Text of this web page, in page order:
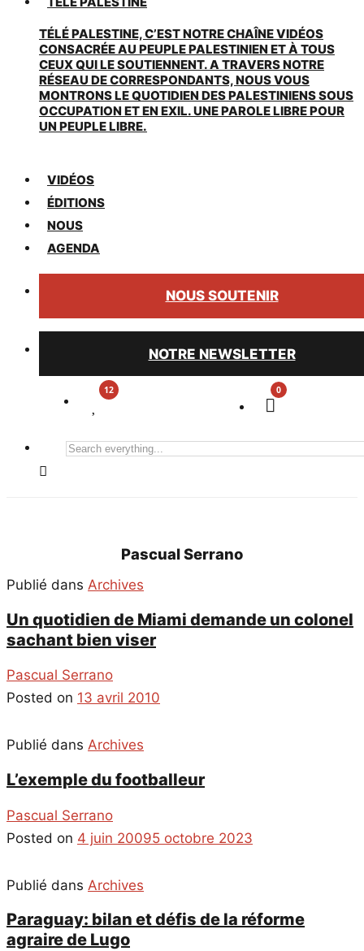
TÉLÉ PALESTINE, C’EST NOTRE CHAÎNE VIDÉOS
CONSACRÉE AU PEUPLE PALESTINIEN ET À TOUS
CEUX QUI LE SOUTIENNENT. A TRAVERS NOTRE
RÉSEAU DE CORRESPONDANTS, NOUS VOUS
MONTRONS LE QUOTIDIEN DES PALESTINIENS SOUS
OCCUPATION ET EN EXIL. UNE PAROLE LIBRE POUR
UN PEUPLE LIBRE.
VIDÉOS
ÉDITIONS
NOUS
AGENDA
NOUS SOUTENIR
NOTRE NEWSLETTER
0
Search
Pascual Serrano
Publié dans Archives
Un quotidien de Miami demande un colonel
sachant bien viser
Pascual Serrano
Posted on 13 avril 2010
Publié dans Archives
L’exemple du footballeur
Pascual Serrano
Posted on 4 juin 20095 octobre 2023
Publié dans Archives
Paraguay: bilan et défis de la réforme
agraire de Lugo